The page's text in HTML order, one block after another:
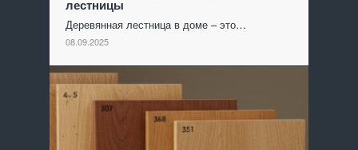
лестницы
Деревянная лестница в доме – это…
08.09.2025